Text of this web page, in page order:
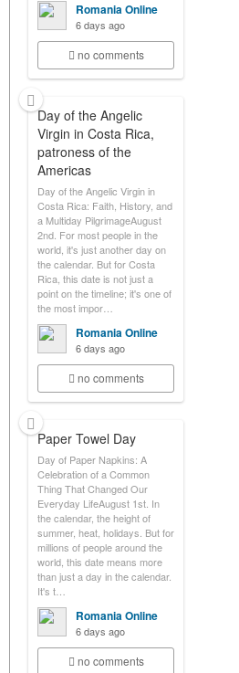
Romania Online
6 days ago
no comments
Day of the Angelic
Virgin in Costa Rica,
patroness of the
Americas
Day of the Angelic Virgin in
Costa Rica: Faith, History, and
a Multiday PilgrimageAugust
2nd. For most people in the
world, it's just another day on
the calendar. But for Costa
Rica, this date is not just a
point on the timeline; it's one of
the most impor…
Romania Online
6 days ago
no comments
Paper Towel Day
Day of Paper Napkins: A
Celebration of a Common
Thing That Changed Our
Everyday LifeAugust 1st. In
the calendar, the height of
summer, heat, holidays. But for
millions of people around the
world, this date means more
than just a day in the calendar.
It's t…
Romania Online
6 days ago
no comments